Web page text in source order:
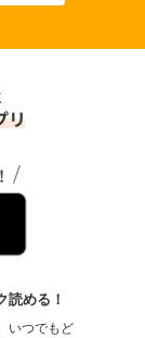
読める！
いつでもど